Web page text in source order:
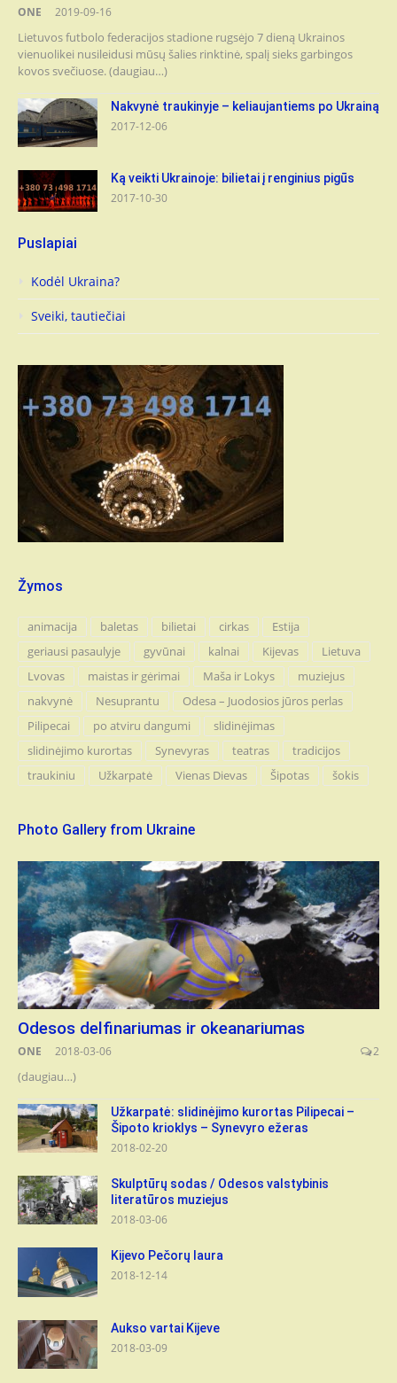
ONE 2019-09-16
Lietuvos futbolo federacijos stadione rugsėjo 7 dieną Ukrainos
vienuolikei nusileidusi mūsų šalies rinktinė, spalį sieks garbingos
kovos svečiuose. (daugiau…)
Nakvynė traukinyje – keliaujantiems po Ukrainą
2017-12-06
Ką veikti Ukrainoje: bilietai į renginius pigūs
2017-10-30
Puslapiai
Kodėl Ukraina?
Sveiki, tautiečiai
Žymos
animacija baletas bilietai cirkas
Estija
geriausi pasaulyje
gyvūnai kalnai Kijevas
Lietuva
Lvovas
maistas ir gėrimai Maša ir Lokys
muziejus
nakvynė
Nesuprantu
Odesa – Juodosios jūros perlas
Pilipecai
po atviru dangumi
slidinėjimas
slidinėjimo kurortas
Synevyras teatras
tradicijos
traukiniu
Užkarpatė Vienas Dievas Šipotas šokis
Photo Gallery from Ukraine
Odesos delfinariumas ir okeanariumas
ONE 2018-03-06 2
(daugiau…)
Užkarpatė: slidinėjimo kurortas Pilipecai –
Šipoto krioklys – Synevyro ežeras
2018-02-20
Skulptūrų sodas / Odesos valstybinis
literatūros muziejus
2018-03-06
Kijevo Pečorų laura
2018-12-14
Aukso vartai Kijeve
2018-03-09